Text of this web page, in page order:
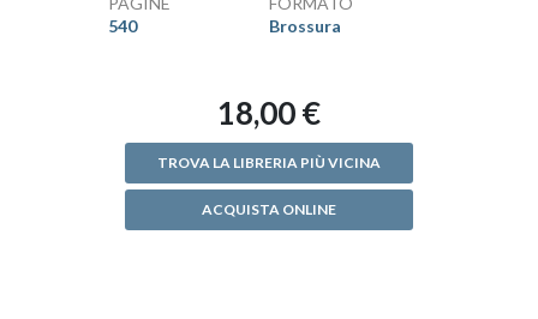
540
Brossura
18,00 €
TROVA LA LIBRERIA PIÙ VICINA
ACQUISTA ONLINE